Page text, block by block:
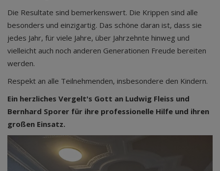
Die Resultate sind bemerkenswert. Die Krippen sind alle
besonders und einzigartig. Das schöne daran ist, dass sie
jedes Jahr, für viele Jahre, über Jahrzehnte hinweg und
vielleicht auch noch anderen Generationen Freude bereiten
werden.
Respekt an alle Teilnehmenden, insbesondere den Kindern.
Ein herzliches Vergelt's Gott an Ludwig Fleiss und
Bernhard Sporer für ihre professionelle Hilfe und ihren
großen Einsatz.